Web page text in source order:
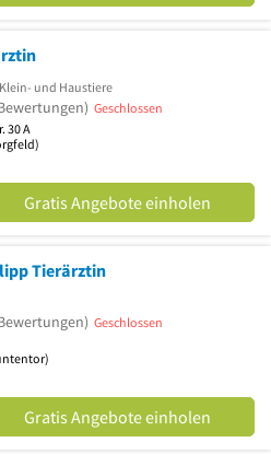
und Haustiere
5 Sternen
Geschlossen
30 A
Gratis Angebote einholen
Tierärztin
5 Sternen
Geschlossen
Gratis Angebote einholen